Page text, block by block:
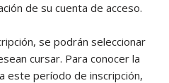
de su cuenta de acceso.
se podrán seleccionar
cursar. Para conocer la
este período de inscripción,